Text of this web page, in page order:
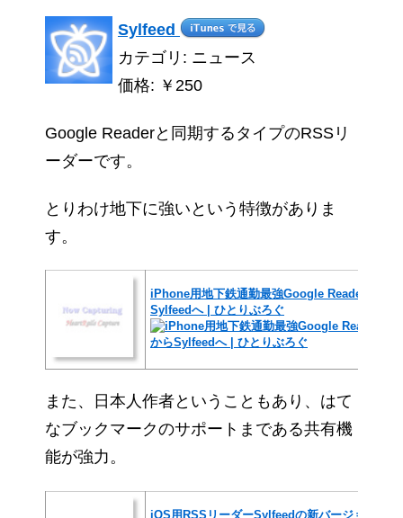
Sylfeed
カテゴリ: ニュース
価格: ￥250
Google Readerと同期するタイプのRSSリ
ーダーです。
とりわけ地下に強いという特徴がありま
す。
iPhone用地下鉄通勤最強Google Readerクラ
Sylfeedへ | ひとりぶろぐ
また、日本人作者ということもあり、はて
なブックマークのサポートまである共有機
能が強力。
iOS用RSSリーダーSylfeedの新バージョンで